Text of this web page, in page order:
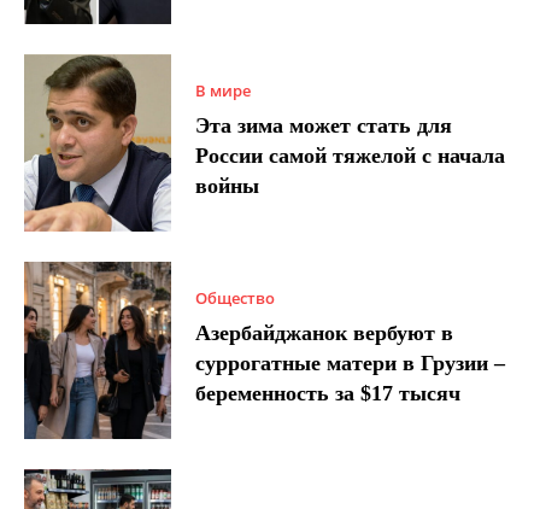
В мире
Эта зима может стать для
России самой тяжелой с начала
войны
Общество
Азербайджанок вербуют в
суррогатные матери в Грузии –
беременность за $17 тысяч